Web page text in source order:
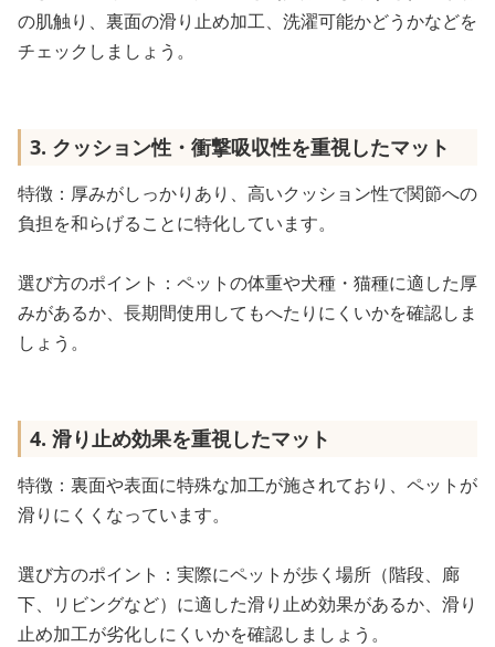
の肌触り、裏面の滑り止め加工、洗濯可能かどうかなどを
チェックしましょう。
3. クッション性・衝撃吸収性を重視したマット
特徴：厚みがしっかりあり、高いクッション性で関節への
負担を和らげることに特化しています。
選び方のポイント：ペットの体重や犬種・猫種に適した厚
みがあるか、長期間使用してもへたりにくいかを確認しま
しょう。
4. 滑り止め効果を重視したマット
特徴：裏面や表面に特殊な加工が施されており、ペットが
滑りにくくなっています。
選び方のポイント：実際にペットが歩く場所（階段、廊
下、リビングなど）に適した滑り止め効果があるか、滑り
止め加工が劣化しにくいかを確認しましょう。